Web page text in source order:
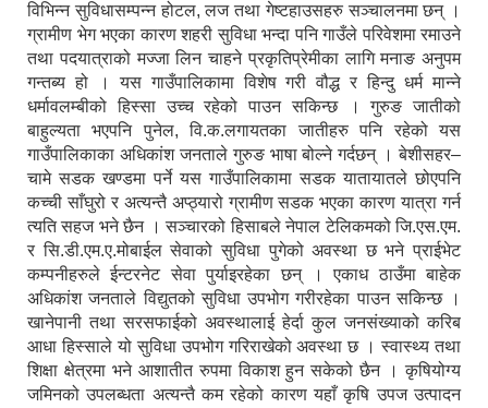
विभिन्न सुविधासम्पन्न होटल, लज तथा गेष्टहाउसहरु सञ्चालनमा छन् ।
ग्रामीण भेग भएका कारण शहरी सुविधा भन्दा पनि गाउँले परिवेशमा रमाउने
तथा पदयात्राको मज्जा लिन चाहने प्रकृतिप्रेमीका लागि मनाङ अनुपम
गन्तब्य हो । यस गाउँपालिकामा विशेष गरी वौद्ध र हिन्दु धर्म मान्ने
धर्मावलम्बीको हिस्सा उच्च रहेको पाउन सकिन्छ । गुरुङ जातीको
बाहुल्यता भएपनि पुनेल, वि.क.लगायतका जातीहरु पनि रहेको यस
गाउँपालिकाका अधिकांश जनताले गुरुङ भाषा बोल्ने गर्दछन् । बेशीसहर–
चामे सडक खण्डमा पर्ने यस गाउँपालिकामा सडक यातायातले छोएपनि
कच्ची साँघुरो र अत्यन्तै अप्ठ्यारो ग्रामीण सडक भएका कारण यात्रा गर्न
त्यति सहज भने छैन । सञ्चारको हिसाबले नेपाल टेलिकमको जि.एस.एम.
र सि.डी.एम.ए.मोबाईल सेवाको सुविधा पुगेको अवस्था छ भने प्राईभेट
कम्पनीहरुले ईन्टरनेट सेवा पुर्याइरहेका छन् । एकाध ठाउँमा बाहेक
अधिकांश जनताले विद्युतको सुविधा उपभोग गरीरहेका पाउन सकिन्छ ।
खानेपानी तथा सरसफाईको अवस्थालाई हेर्दा कुल जनसंख्याको करिब
आधा हिस्साले यो सुविधा उपभोग गरिराखेको अवस्था छ । स्वास्थ्य तथा
शिक्षा क्षेत्रमा भने आशातीत रुपमा विकाश हुन सकेको छैन । कृषियोग्य
जमिनको उपलब्धता अत्यन्तै कम रहेको कारण यहाँ कृषि उपज उत्पादन